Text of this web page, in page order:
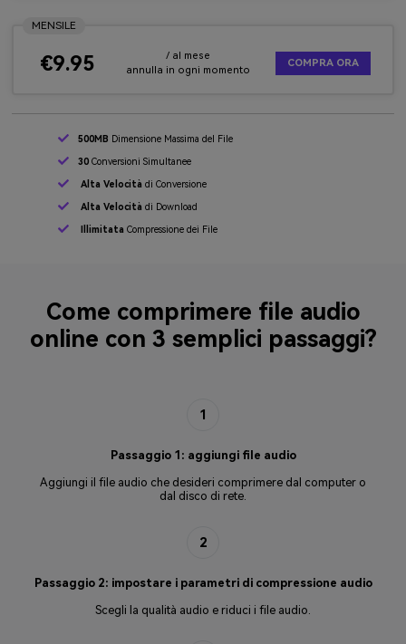
MENSILE
€9.95
/ al mese
annulla in ogni momento
COMPRA ORA
500MB Dimensione Massima del File
30 Conversioni Simultanee
Alta Velocità di Conversione
Alta Velocità di Download
Illimitata Compressione dei File
Come comprimere file audio
online con 3 semplici passaggi?
1
Passaggio 1: aggiungi file audio
Aggiungi il file audio che desideri comprimere dal computer o
dal disco di rete.
2
Passaggio 2: impostare i parametri di compressione audio
Scegli la qualità audio e riduci i file audio.